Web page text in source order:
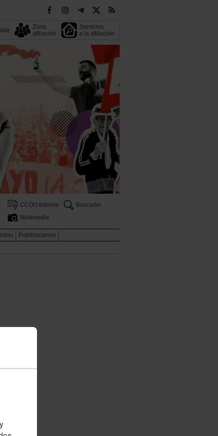
Zona
afiliación
Servicios
a la afiliación
CCOO Informa
Buscador
Multimedia
Publicaciones